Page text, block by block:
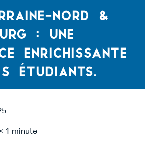
NORD &
: UNE
ENRICHISSANTE
ÉTUDIANTS.
1 minute